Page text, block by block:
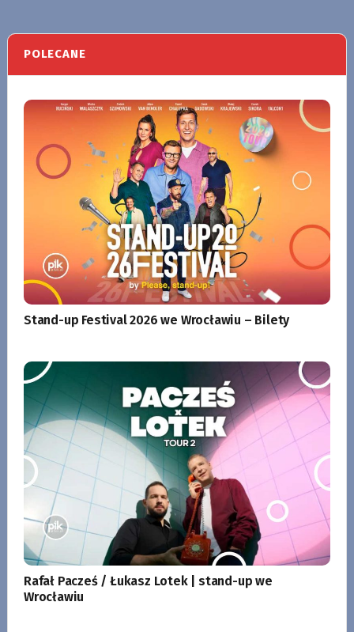
POLECANE
Stand-up Festival 2026 we Wrocławiu – Bilety
Rafał Pacześ / Łukasz Lotek | stand-up we
Wrocławiu